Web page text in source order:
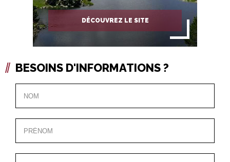
DÉCOUVREZ LE SITE
BESOINS D'INFORMATIONS ?